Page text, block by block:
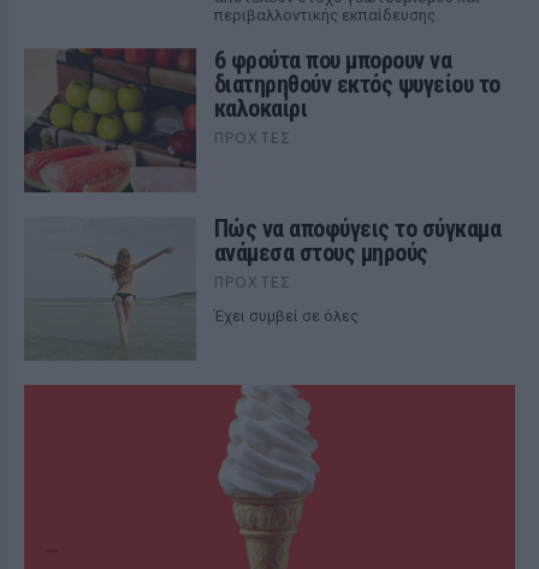
περιβαλλοντικής εκπαίδευσης.
6 φρούτα που μπορουν να
διατηρηθούν εκτός ψυγείου το
καλοκαίρι
ΠΡΟΧΤΈΣ
Πώς να αποφύγεις το σύγκαμα
ανάμεσα στους μηρούς
ΠΡΟΧΤΈΣ
Έχει συμβεί σε όλες